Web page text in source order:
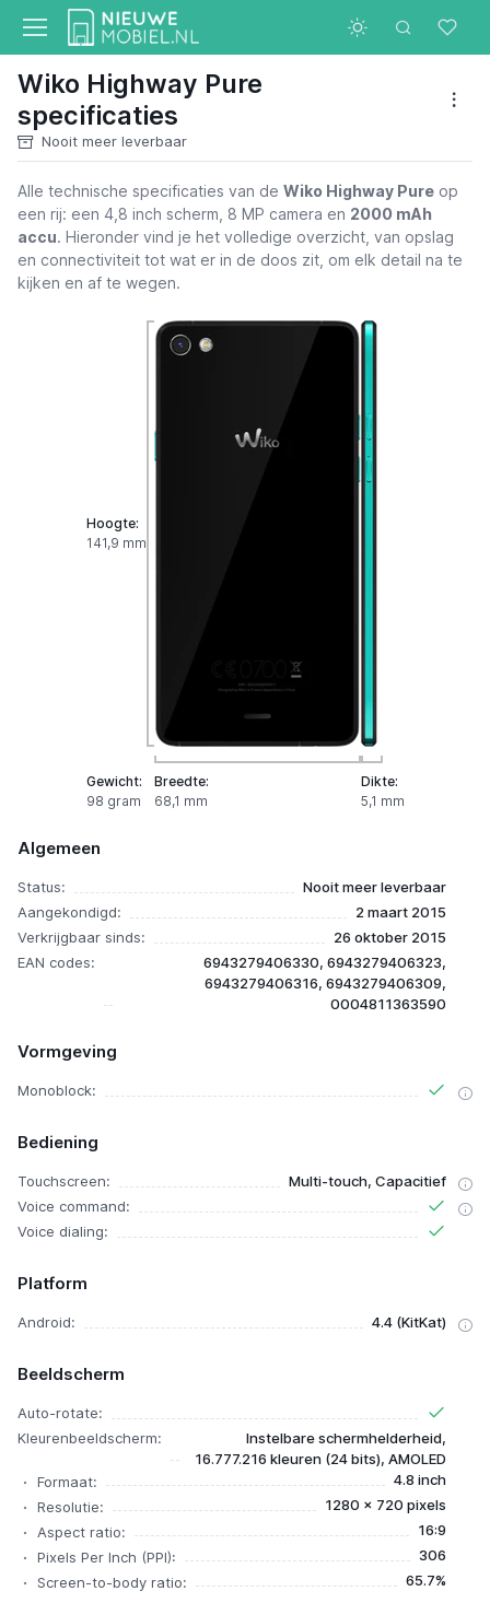
Wiko Highway Pure
specificaties
Nooit meer leverbaar
Alle technische specificaties van de Wiko Highway Pure op
een rij: een 4,8 inch scherm, 8 MP camera en 2000 mAh
accu. Hieronder vind je het volledige overzicht, van opslag
en connectiviteit tot wat er in de doos zit, om elk detail na te
kijken en af te wegen.
Hoogte:
141,9 mm
Gewicht:
98 gram
Breedte:
68,1 mm
Dikte:
5,1 mm
Algemeen
Status:
Nooit meer leverbaar
Aangekondigd:
2 maart 2015
Verkrijgbaar sinds:
26 oktober 2015
EAN codes:
6943279406330, 6943279406323,
6943279406316, 6943279406309,
0004811363590
Vormgeving
Monoblock:
Bediening
Touchscreen:
Multi-touch, Capacitief
Voice command:
Voice dialing:
Platform
Android: 4.4 (KitKat)
Beeldscherm
Auto-rotate:
Kleurenbeeldscherm:
Instelbare schermhelderheid,
16.777.216 kleuren (24 bits), AMOLED
Formaat:
4.8 inch
Resolutie:
1280 x 720 pixels
Aspect ratio:
16:9
Pixels Per Inch (PPI):
306
Screen-to-body ratio:
65.7%